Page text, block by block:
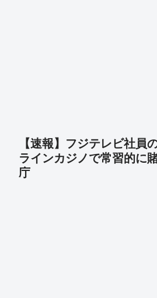
【速報】フジテレビ社
ラインカジノで常習的に
庁